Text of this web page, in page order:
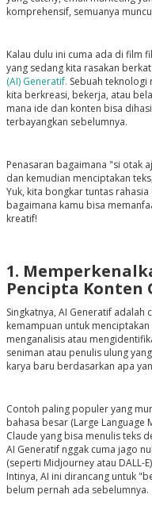
komprehensif, semuanya
Kalau dulu ini cuma ada di film
yang sedang kita rasakan
(AI) Generatif. Sebuah teknologi
kita berkreasi, bekerja, atau
mana ide dan konten bisa
terbayangkan sebelumnya.
Penasaran bagaimana "si otak
dan kemudian menciptakan
Yuk, kita bongkar tuntas
bagaimana kamu bisa
kreatif!
1.
Pencipta Konten
Singkatnya, AI Generatif
kemampuan untuk
menganalisis atau
seniman atau penulis ulung
karya baru berdasarkan apa
Contoh paling populer yang
bahasa besar (Large Language
Claude yang bisa menulis teks
AI Generatif nggak cuma jago
(seperti Midjourney atau DALL-
Intinya, AI ini dirancang untuk
belum pernah ada sebelumnya.